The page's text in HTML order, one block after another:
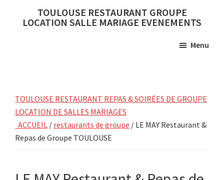
TOULOUSE RESTAURANT GROUPE
LOCATION SALLE MARIAGE EVENEMENTS
Menu
TOULOUSE RESTAURANT REPAS & SOIRÉES DE GROUPE
LOCATION DE SALLES MARIAGES
ACCUEIL / restaurants de groupe / LE MAY Restaurant &
Repas de Groupe TOULOUSE